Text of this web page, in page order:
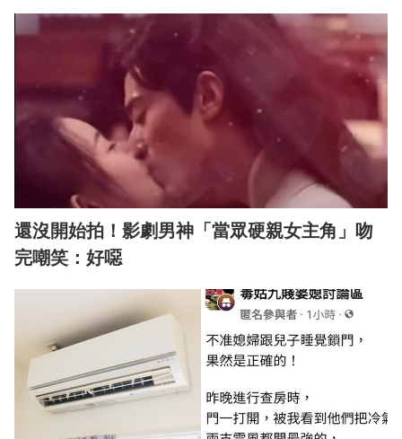
還沒開始拍！影劇男神「當眾硬親女主角」吻
完嘲笑：好噁